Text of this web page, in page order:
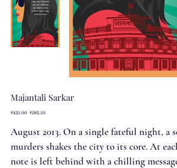
Majantali Sarkar
Original
₹425.00 Sale
₹382.50
August 2013. On a single fateful night, a
murders shakes the city to its core. At
note is left behind with a chilling